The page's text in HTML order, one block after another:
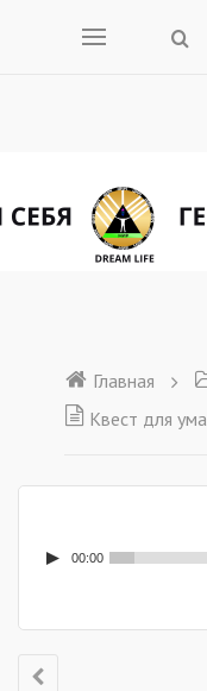
Главная
Квест для ума
00:00